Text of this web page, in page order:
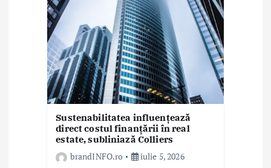
Sustenabilitatea influențează
direct costul finanțării în real
estate, subliniază Colliers
brandINFO.ro
iulie 5, 2026